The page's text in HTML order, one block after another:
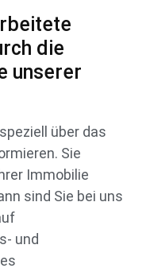
die
unserer
über das
Sie
Immobilie
sind Sie bei uns
und